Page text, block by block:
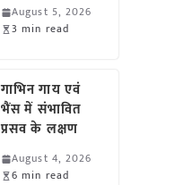
August 5, 2026
3 min read
गाभिन गाय एवं
भैंस में संभावित
प्रसव के लक्षण
August 4, 2026
6 min read